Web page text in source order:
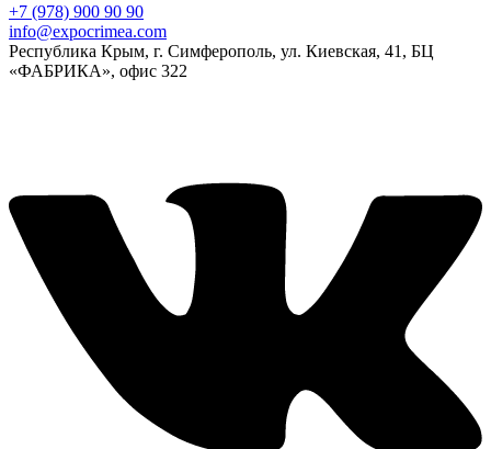
+7 (978) 900 90 90
info@expocrimea.com
Республика Крым, г. Симферополь, ул. Киевская, 41, БЦ
«ФАБРИКА», офис 322